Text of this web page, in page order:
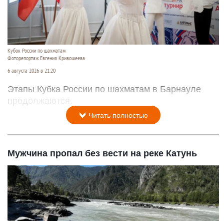
Кубок России по шахматам
Фоторепортаж Евгения Кривошеева
6 августа 2026 в 21:20
Этапы Кубка России по шахматам в Барнауле
продолжаются.
Читать полностью
Мужчина пропал без вести на реке Катунь